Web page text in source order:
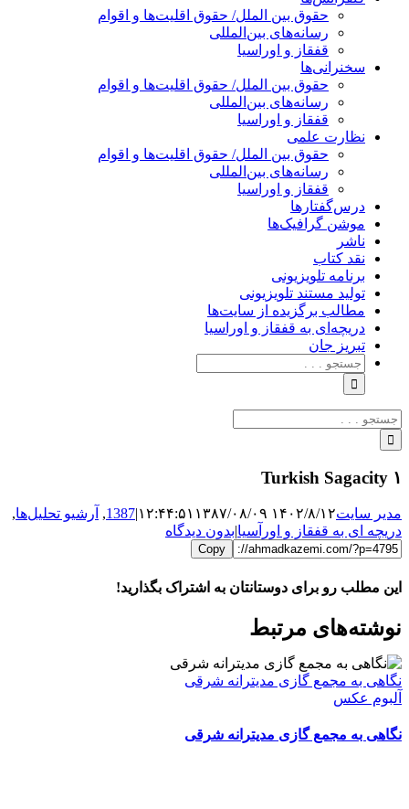
حقوق بین الملل/ حقوق اقلیت‌ها و اقوام
رسانه‌های بین‌المللی
قفقاز و اوراسیا
سخنرانی‌ها
حقوق بین الملل/ حقوق اقلیت‌ها و اقوام
رسانه‌های بین‌المللی
قفقاز و اوراسیا
نظارت علمی
حقوق بین الملل/ حقوق اقلیت‌ها و اقوام
رسانه‌های بین‌المللی
قفقاز و اوراسیا
درس‌گفتارها
موشن گرافیک‌ها
ناشر
نقد کتاب
برنامه‌ تلویزیونی
تولید مستند تلویزیونی
مطالب برگزیده از سایت‌ها
دریچه‌ای به قفقاز و اوراسیا
تبریزِ جان
جستجو
برای:
جستجو
برای:
Turkish Sagacity ۱
مدیر سایت۱۴۰۲/۸/۱۲ ۱۲:۴۴:۵۱ ۱۳۸۷/۰۸/۰۹ |
1387
, آرشیو تحلیل‌ها,
دریچه ای به قفقاز و اورآسیا|بدون دیدگاه
Copy
این مطلب رو برای دوستانتان به اشتراک بگذارید!
FacebookX
LinkedIn
WhatsApp
Telegram
ایمیل
نوشته‌‌های مرتبط
نگاهی به مجمع گازی مدیترانه شرقی
آلبوم عکس
نگاهی به مجمع گازی مدیترانه شرقی